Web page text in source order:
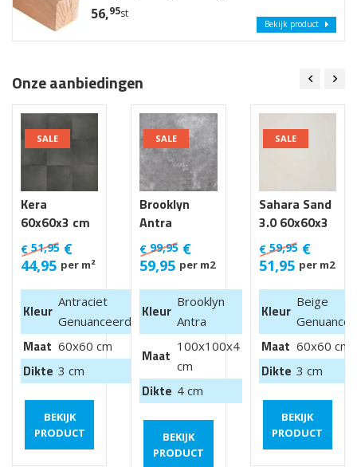
56,95st
Bekijk product
Onze aanbiedingen
Kera
60x60x3 cm
Luik
€ 51,95 €
44,95 per m²
SALE
Kleur
Antraciet
Genuanceerd
Maat 60x60 cm
Dikte 3 cm
BEKIJK
PRODUCT
Brooklyn
Antra
100x100x4
cm van €
99,95 m2
€ 99,95 €
59,95 per m2
SALE
Kleur
Brooklyn
Antra
Maat
100x100x4
cm
Dikte 4 cm
BEKIJK
PRODUCT
Sahara Sand
3.0 60x60x3
cm
€59,95 €
51,95 per m2
SALE
Kleur
Beige
Maat 60x60 cm
Dikte 3 cm
BEKIJK
PRODUCT